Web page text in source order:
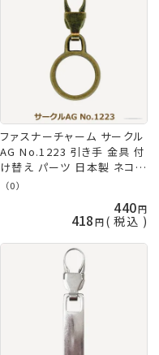
ファスナーチャーム サークル
AG No.1223 引き手 金具 付
け替え パーツ 日本製 ネコポ
ス可 ミササ 手芸の山久
（0）
440
418 税込